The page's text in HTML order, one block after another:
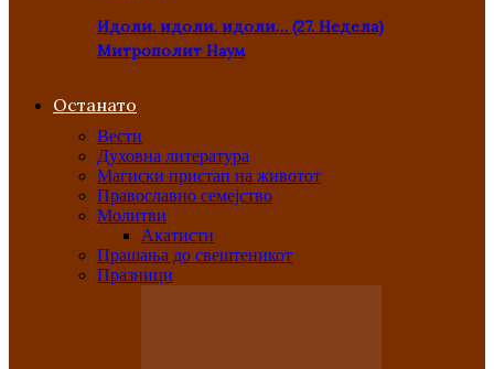
Идоли, идоли, идоли… (27. Недела)
Митрополит Наум
Останато
Вести
Духовна литература
Магиски пристап на животот
Православно семејство
Молитви
Акатисти
Прашања до свештеникот
Празници